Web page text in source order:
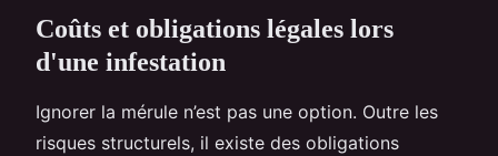
Coûts et obligations légales lors
d'une infestation
Ignorer la mérule n’est pas une option. Outre les
risques structurels, il existe des obligations